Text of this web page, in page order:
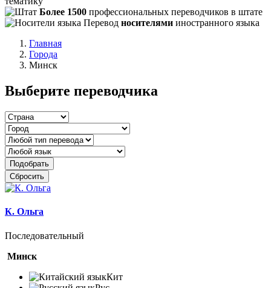
Более 1500 профессиональных переводчиков в штате
Перевод носителями иностранного языка
Главная
Города
Минск
Выберите переводчика
Подобрать
Сбросить
К. Ольга
Последовательный
Минск
Кит